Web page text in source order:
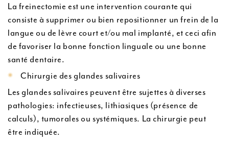
La freinectomie est une intervention courante qui
consiste à supprimer ou bien repositionner un frein de la
langue ou de lèvre court et/ou mal implanté, et ceci afin
de favoriser la bonne fonction linguale ou une bonne
santé dentaire.
Chirurgie des glandes salivaires
Les glandes salivaires peuvent être sujettes à diverses
pathologies: infectieuses, lithiasiques (présence de
calculs), tumorales ou systémiques. La chirurgie peut
être indiquée.